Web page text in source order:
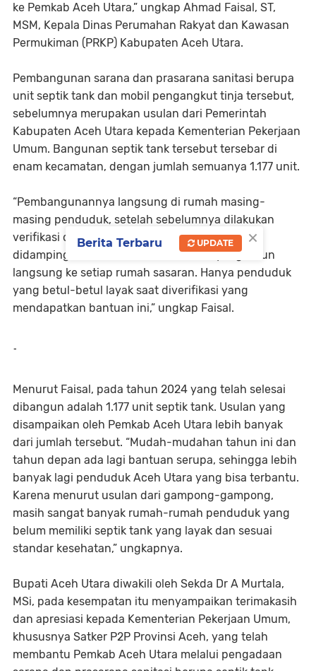
ke Pemkab Aceh Utara,” ungkap Ahmad Faisal, ST,
MSM, Kepala Dinas Perumahan Rakyat dan Kawasan
Permukiman (PRKP) Kabupaten Aceh Utara.
Pembangunan sarana dan prasarana sanitasi berupa
unit septik tank dan mobil pengangkut tinja tersebut,
sebelumnya merupakan usulan dari Pemerintah
Kabupaten Aceh Utara kepada Kementerian Pekerjaan
Umum. Bangunan septik tank tersebut tersebar di
enam kecamatan, dengan jumlah semuanya 1.177 unit.
“Pembangunannya langsung di rumah masing-
masing penduduk, setelah sebelumnya dilakukan
verifikasi oleh Tim dari Kementerian PU dan
didampingi oleh Tim PRKP Aceh Utara yang turun
langsung ke setiap rumah sasaran. Hanya penduduk
yang betul-betul layak saat diverifikasi yang
mendapatkan bantuan ini,” ungkap Faisal.
-
Menurut Faisal, pada tahun 2024 yang telah selesai
dibangun adalah 1.177 unit septik tank. Usulan yang
disampaikan oleh Pemkab Aceh Utara lebih banyak
dari jumlah tersebut. “Mudah-mudahan tahun ini dan
tahun depan ada lagi bantuan serupa, sehingga lebih
banyak lagi penduduk Aceh Utara yang bisa terbantu.
Karena menurut usulan dari gampong-gampong,
masih sangat banyak rumah-rumah penduduk yang
belum memiliki septik tank yang layak dan sesuai
standar kesehatan,” ungkapnya.
Bupati Aceh Utara diwakili oleh Sekda Dr A Murtala,
MSi, pada kesempatan itu menyampaikan terimakasih
dan apresiasi kepada Kementerian Pekerjaan Umum,
khususnya Satker P2P Provinsi Aceh, yang telah
membantu Pemkab Aceh Utara melalui pengadaan
×
Berita Terbaru UPDATE